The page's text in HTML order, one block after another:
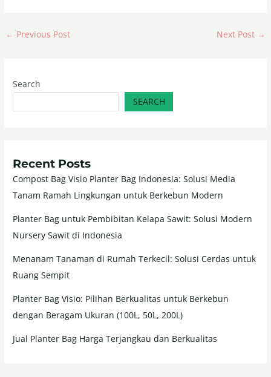
← Previous Post Next Post →
Search
SEARCH
Recent Posts
Compost Bag Visio Planter Bag Indonesia: Solusi Media
Tanam Ramah Lingkungan untuk Berkebun Modern
Planter Bag untuk Pembibitan Kelapa Sawit: Solusi Modern
Nursery Sawit di Indonesia
Menanam Tanaman di Rumah Terkecil: Solusi Cerdas untuk
Ruang Sempit
Planter Bag Visio: Pilihan Berkualitas untuk Berkebun
dengan Beragam Ukuran (100L, 50L, 200L)
Jual Planter Bag Harga Terjangkau dan Berkualitas